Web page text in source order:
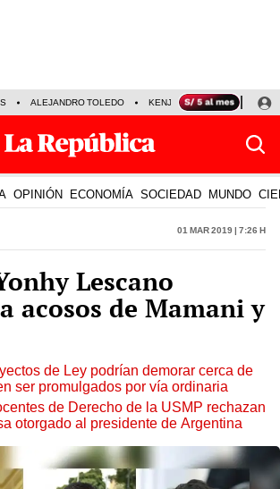
ALEJANDRO TOLEDO KENJI FUJIMORI
OPINIÓN ECONOMÍA SOCIEDAD MUNDO
01 Mar 2019 | 7:26 h
Lescano
acosos de Mamani y
de Ley podrían demorar cerca de
ser promulgados por vía ordinaria
de Derecho de la USMP rechazan
otorgado al presidente de Argentina